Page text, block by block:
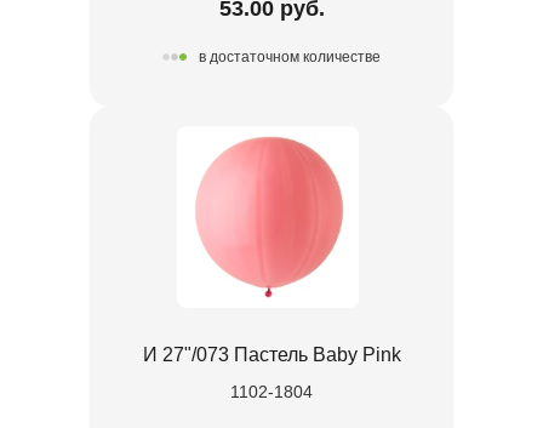
53.00 руб.
в достаточном количестве
И 27"/073 Пастель Baby Pink
1102-1804